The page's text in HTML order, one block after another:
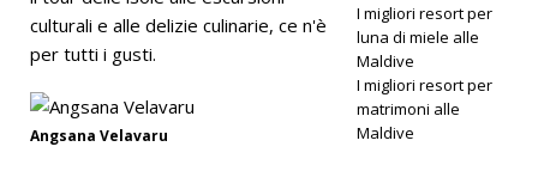
2025 ]
culturali e alle delizie culinarie, ce n'è
per tutti i gusti.
Angsana Velavaru
I migliori resort per
luna di miele alle
Maldive
I migliori resort per
matrimoni alle
Maldive